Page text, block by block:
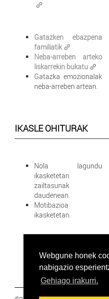
Webgune honek
nabigazio
Gehiago irakurri.
Gatazken ebazpena
familiatik
Neba-arreben arteko
liskarrekin bukatu
Gatazka emozionalak
neba-arreben artean.
IKASLE OHITURAK
Nola lagundu
ikasketetan
zailtasunak
daudenean.
Motibazioa
ikasketetan.